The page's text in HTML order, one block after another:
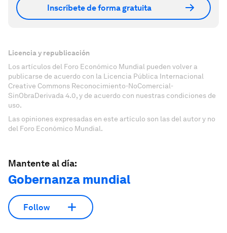
Inscríbete de forma gratuita
Licencia y republicación
Los artículos del Foro Económico Mundial pueden volver a
publicarse de acuerdo con la Licencia Pública Internacional
Creative Commons Reconocimiento-NoComercial-
SinObraDerivada 4.0, y de acuerdo con nuestras condiciones de
uso.
Las opiniones expresadas en este artículo son las del autor y no
del Foro Económico Mundial.
Mantente al día:
Gobernanza mundial
Follow